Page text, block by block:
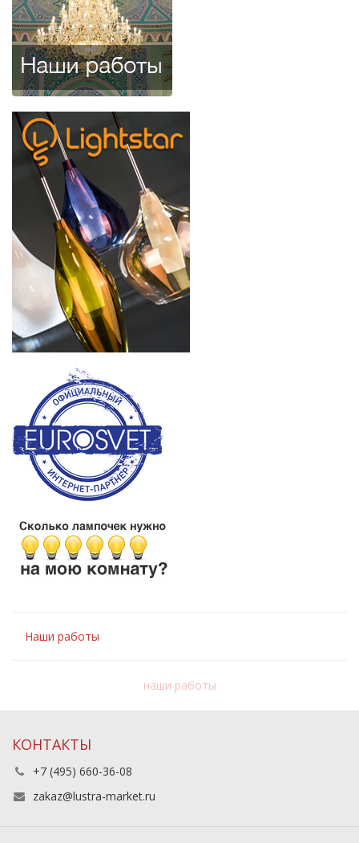
Наши работы
наши работы
КОНТАКТЫ
+7 (495) 660-36-08
zakaz@lustra-market.ru